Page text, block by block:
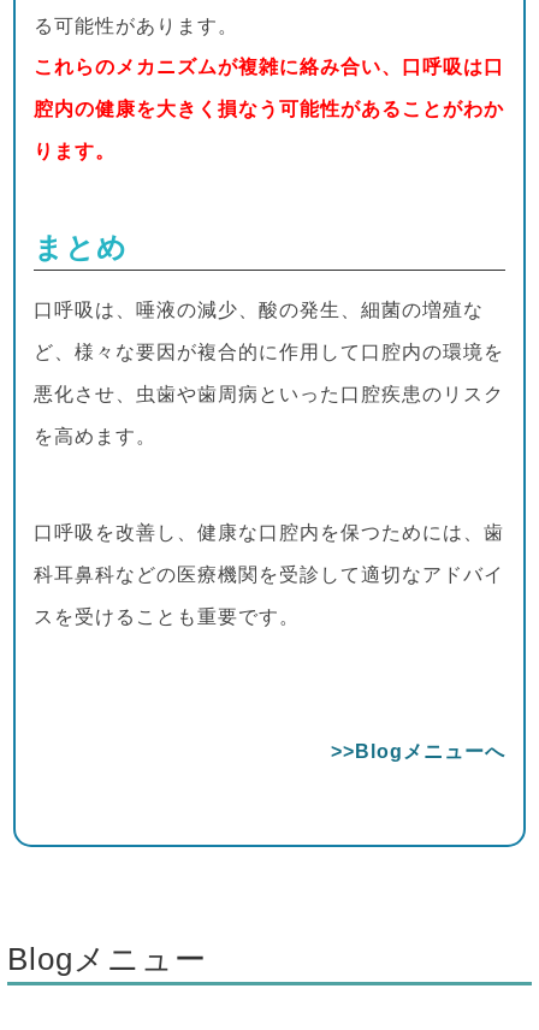
る可能性があります。
これらのメカニズムが複雑に絡み合い、口呼吸は口
腔内の健康を大きく損なう可能性があることがわか
ります。
まとめ
口呼吸は、唾液の減少、酸の発生、細菌の増殖な
ど、様々な要因が複合的に作用して口腔内の環境を
悪化させ、虫歯や歯周病といった口腔疾患のリスク
を高めます。
口呼吸を改善し、健康な口腔内を保つためには、歯
科耳鼻科などの医療機関を受診して適切なアドバイ
スを受けることも重要です。
>>Blogメニューへ
Blogメニュー